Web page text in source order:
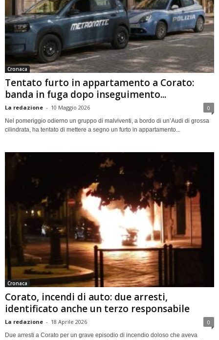
Cronaca
Tentato furto in appartamento a Corato:
banda in fuga dopo inseguimento...
La redazione - 10 Maggio 2026 0
Nel pomeriggio odierno un gruppo di malviventi, a bordo di un’Audi di grossa
cilindrata, ha tentato di mettere a segno un furto in appartamento...
Cronaca
Corato, incendi di auto: due arresti,
identificato anche un terzo responsabile
La redazione - 18 Aprile 2026 0
Due arresti a Corato per un grave episodio di incendio doloso che aveva